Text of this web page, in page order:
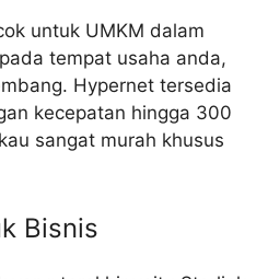
untuk UMKM dalam
tempat usaha anda,
Hypernet tersedia
kecepatan hingga 300
sangat murah khusus
Bisnis